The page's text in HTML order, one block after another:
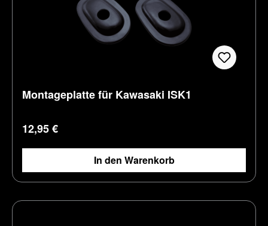
Montageplatte für Kawasaki ISK1
Regulärer Preis:
12,95 €
In den Warenkorb